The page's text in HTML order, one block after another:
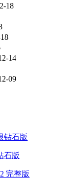
18
14
09
石版